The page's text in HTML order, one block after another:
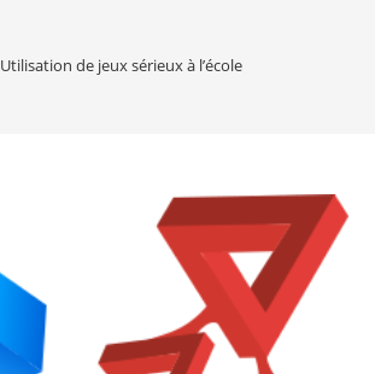
Utilisation de jeux sérieux à l’école